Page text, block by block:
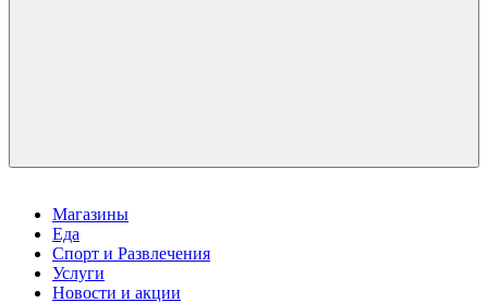
Магазины
Еда
Спорт и Развлечения
Услуги
Новости и акции